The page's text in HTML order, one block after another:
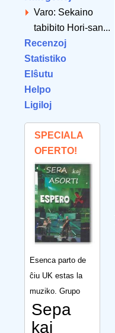
Varo: Sekaino
tabibito Hori-san...
Recenzoj
Statistiko
Elŝutu
Helpo
Ligiloj
SPECIALA
OFERTO!
Esenca parto de
ĉiu UK estas la
muziko. Grupo
Sepa
kaj